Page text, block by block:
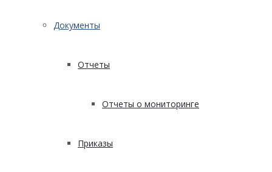
Документы
Отчеты
Отчеты о мониторинге
Приказы